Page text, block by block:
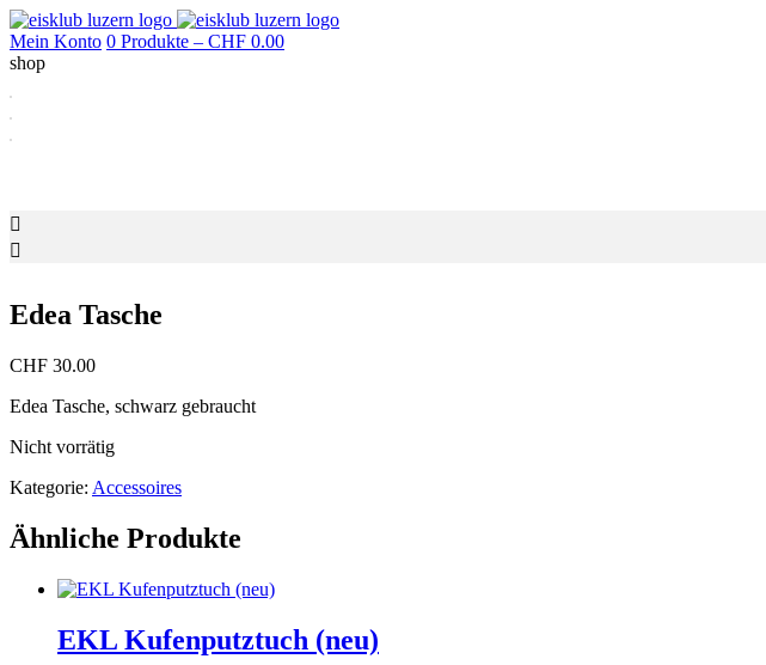
Mein Konto 0 Produkte – CHF 0.00
shop
Edea Tasche
CHF 30.00
Edea Tasche, schwarz gebraucht
Nicht vorrätig
Kategorie: Accessoires
Ähnliche Produkte
EKL Kufenputztuch (neu)